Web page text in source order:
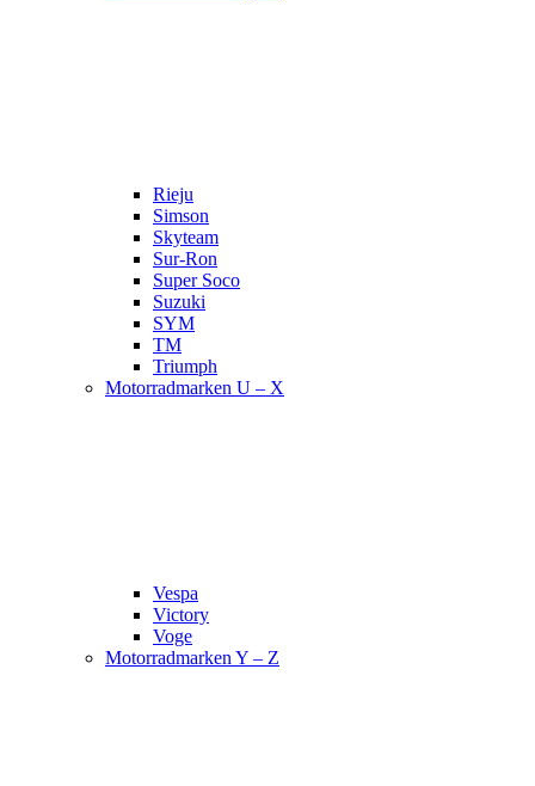
Rieju
Simson
Skyteam
Sur-Ron
Super Soco
Suzuki
SYM
TM
Triumph
Motorradmarken U – X
Vespa
Victory
Voge
Motorradmarken Y – Z